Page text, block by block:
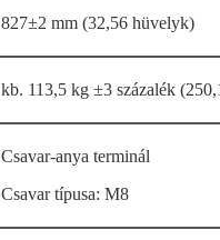
827±2 mm (32,56 hüvelyk)
kb. 113,5 kg ±3 százalék
Csavar-anya terminál
Csavar típusa: M8